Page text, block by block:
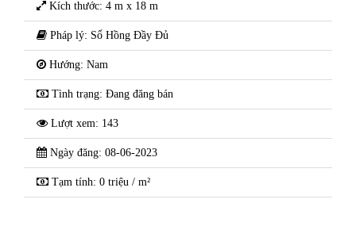
Kích thước: 4 m x 18 m
Pháp lý: Sổ Hồng Đầy Đủ
Hướng: Nam
Tình trạng: Đang đăng bán
Lượt xem: 143
Ngày đăng: 08-06-2023
Tạm tính: 0 triệu / m²